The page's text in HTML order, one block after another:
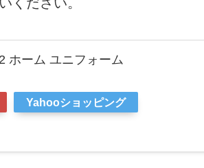
ホーム ユニフォーム
Yahooショッピング